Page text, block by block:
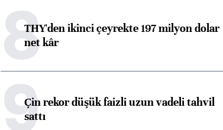
8THY'den ikinci çeyrekte 197 milyon dolar
net kâr
9Çin rekor düşük faizli uzun vadeli tahvil
sattı